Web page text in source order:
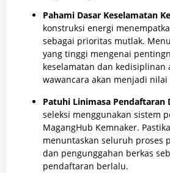
Pahami Dasar Keselamatan
konstruksi energi
sebagai prioritas mutlak.
yang tinggi mengenai
keselamatan dan kedisiplinan
wawancara akan menjadi
Patuhi Linimasa Pendaftaran
seleksi menggunakan sistem
MagangHub Kemnaker.
menuntaskan seluruh proses
dan pengunggahan berkas
pendaftaran berlalu.